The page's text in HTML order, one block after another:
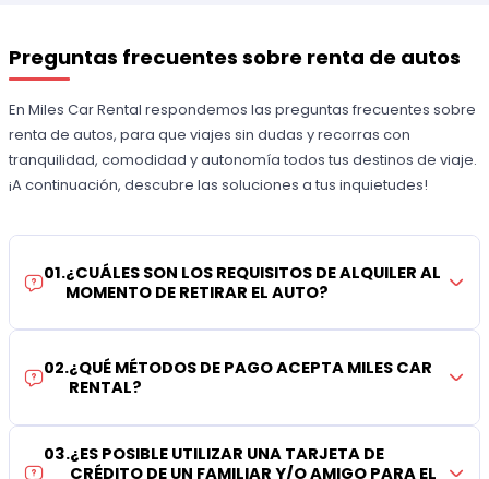
Preguntas frecuentes sobre renta de autos
En Miles Car Rental respondemos las preguntas frecuentes sobre
renta de autos, para que viajes sin dudas y recorras con
tranquilidad, comodidad y autonomía todos tus destinos de viaje.
¡A continuación, descubre las soluciones a tus inquietudes!
01.¿CUÁLES SON LOS REQUISITOS DE ALQUILER AL
MOMENTO DE RETIRAR EL AUTO?
02.¿QUÉ MÉTODOS DE PAGO ACEPTA MILES CAR
RENTAL?
03.¿ES POSIBLE UTILIZAR UNA TARJETA DE
CRÉDITO DE UN FAMILIAR Y/O AMIGO PARA EL